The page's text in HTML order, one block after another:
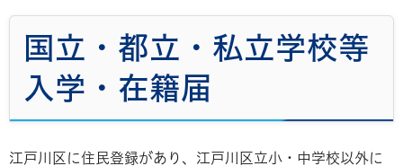
国立・都立・私立学校等
入学・在籍届
江戸川区に住民登録があり、江戸川区立小・中学校以外に